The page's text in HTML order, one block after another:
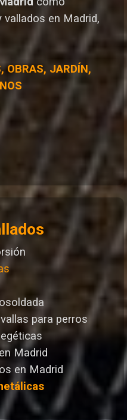
en Madrid,
OBRAS, JARDÍN,
para perros
en Madrid
en Madrid